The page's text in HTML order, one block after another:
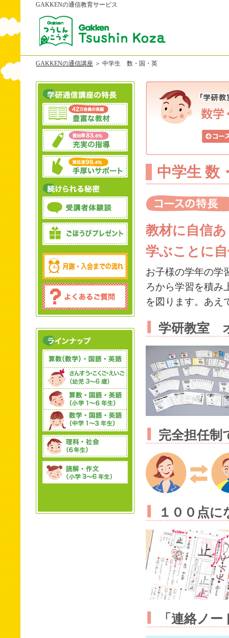
GAKKENの通信教育サービス
GAKKENの通信講座 ＞ 中学生 数・国・英
中学生 数
教材に自信
学ぶことに
お子様の学年の学
ろから学習を積み
を図ります。あえ
学研教室
完全担任制
１００点
「連絡ノ